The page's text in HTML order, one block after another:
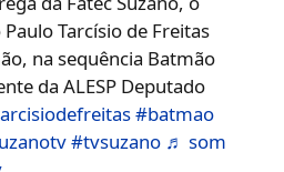
Tarcísio de Freitas
na sequência Batmão
da ALESP Deputado
#batmao
#tvsuzano ♬ som